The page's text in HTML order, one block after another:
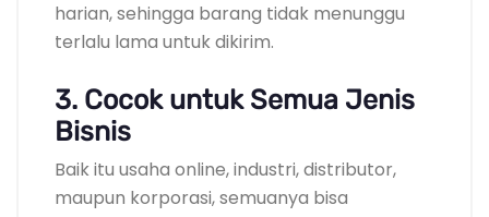
harian, sehingga barang tidak menunggu
terlalu lama untuk dikirim.
3. Cocok untuk Semua Jenis
Bisnis
Baik itu usaha online, industri, distributor,
maupun korporasi, semuanya bisa